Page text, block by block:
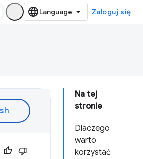
Zaloguj się
Na tej
stronie
Dlaczego
warto
korzystać